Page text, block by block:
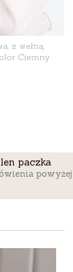
z wełną,
Ciemny
paczka
powyżej